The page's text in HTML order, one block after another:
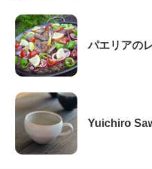
パエリアの
Yuichiro